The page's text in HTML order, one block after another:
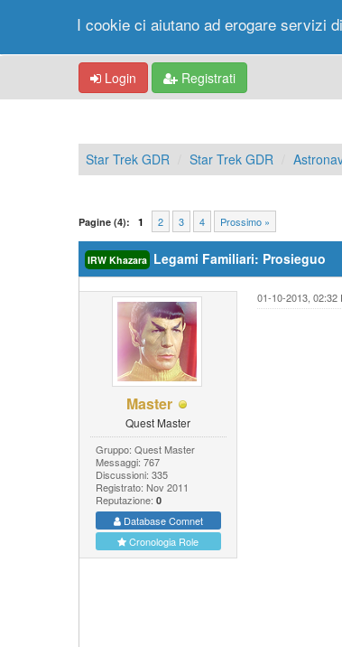
Login Registrati
Star Trek GDR Star Trek GDR
Pagine (4): 1 2 3 4 Prossimo »
IRW Khazara Legami Familiari: Prosieguo
Master
Quest Master
Gruppo: Quest Master
Messaggi: 767
Discussioni: 335
Registrato: Nov 2011
Reputazione: 0
Database Comnet
Cronologia Role
01-10-2013, 02:32
I cookie ci aiutano ad erogare servizi